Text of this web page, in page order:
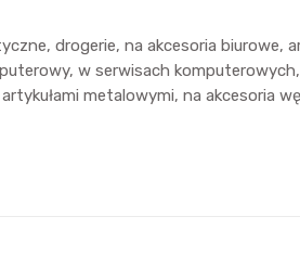
drogerie, na akcesoria biurowe,
w serwisach
metalowymi, na akcesoria